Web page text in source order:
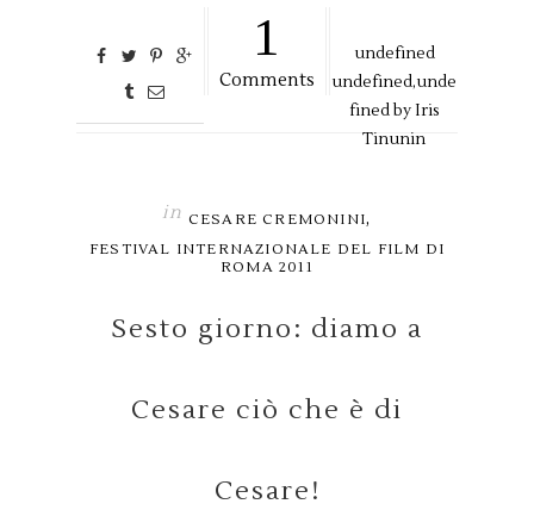
1
Comments
undefined
undefined,unde
fined byIris
Tinunin
in CESARE CREMONINI,
FESTIVAL INTERNAZIONALE DEL FILM DI
ROMA 2011
Sesto giorno: diamo a
Cesare ciò che è di
Cesare!